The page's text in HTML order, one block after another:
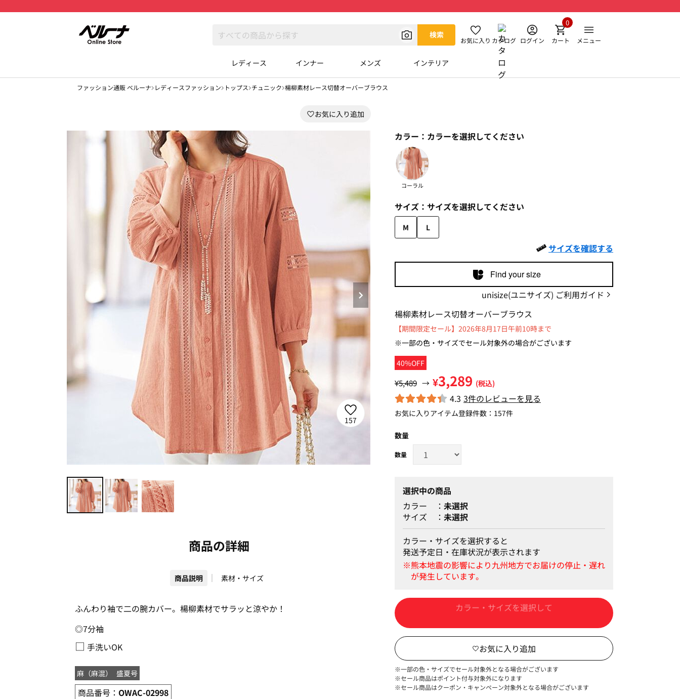
検索
お気に入り カタログ ログイン カート
0
メニュー
レディース インナー メンズ インテリア
ファッション通販 ベルーナ レディースファッション トップス チュニック 楊柳素材レース切替オーバーブラウス
157
商品の詳細
商品説明 素材・サイズ
ふんわり袖で二の腕カバー。楊柳素材でサラッと涼やか！
◎7分袖
□ 手洗いOK
麻（麻混） 盛夏号
商品番号： OWAC-02998
カラー： カラーを選択してください
コーラル
サイズ： サイズを選択してください
M L
サイズを確認する
Find your size
unisize(ユニサイズ) ご利用ガイド
楊柳素材レース切替オーバーブラウス
40%OFF
【期間限定セール】2026年8月17日午前10時まで
※一部の色・サイズでセール対象外の場合がございます
¥5,489 → ¥3,289 (税込)
4.3 3件のレビューを見る
お気に入りアイテム登録件数： 157件
数量
選択中の商品
カラー
未選択
サイズ
未選択
カラー・サイズを選択すると
発送予定日・在庫状況が表示されます
カートに入れる
※一部の色・サイズでセール対象外となる場合がございます
※セール商品はポイント付与対象外になります
※セール商品はクーポン・キャンペーン対象外となる場合がございます